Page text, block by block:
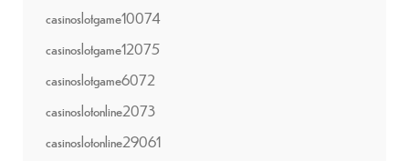
casinoslotgame10074
casinoslotgame12075
casinoslotgame6072
casinoslotonline2073
casinoslotonline29061